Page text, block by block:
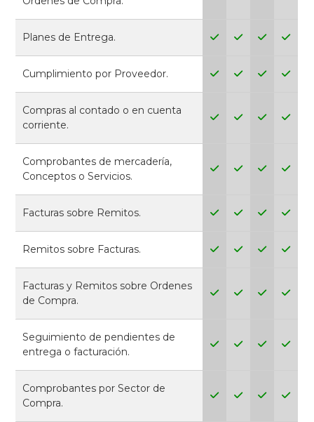
Planes de Entrega.
Cumplimiento por Proveedor.
Compras al contado o en cuenta
corriente.
Comprobantes de mercadería,
Conceptos o Servicios.
Facturas sobre Remitos.
Remitos sobre Facturas.
Facturas y Remitos sobre Ordenes
de Compra.
Seguimiento de pendientes de
entrega o facturación.
Comprobantes por Sector de
Compra.